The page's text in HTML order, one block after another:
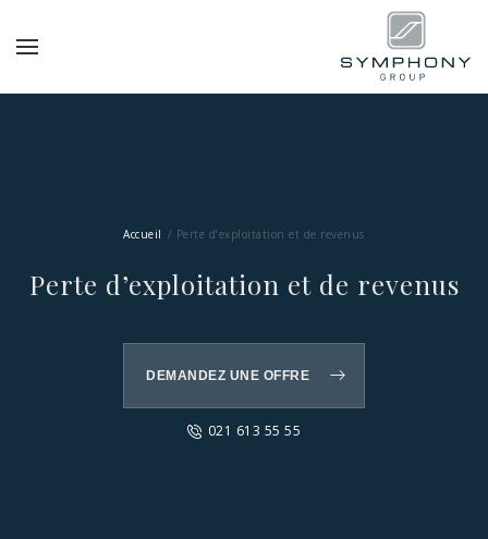
Accueil Perte d’exploitation et de revenus
Perte d’exploitation et de revenus
DEMANDEZ UNE OFFRE
021 613 55 55